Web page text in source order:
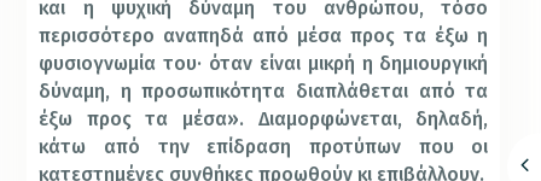
και η ψυχική δύναμη του ανθρώπου, τόσο
περισσότερο αναπηδά από μέσα προς τα έξω η
φυσιογνωμία του· όταν είναι μικρή η δημιουργική
δύναμη, η προσωπικότητα διαπλάθεται από τα
έξω προς τα μέσα». Διαμορφώνεται, δηλαδή,
κάτω από την επίδραση προτύπων που οι
κατεστημένες συνθήκες προωθούν κι επιβάλλουν.